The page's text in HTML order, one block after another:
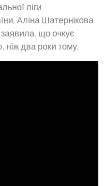
ліги
Аліна Шатернікова
що очкує
ніж два роки тому.